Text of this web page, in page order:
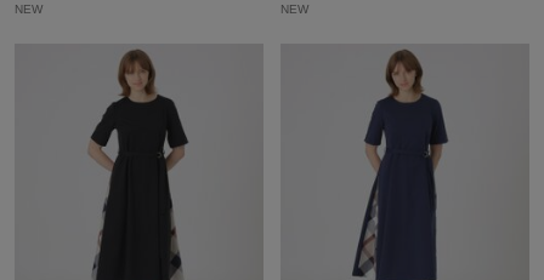
NEW NEW